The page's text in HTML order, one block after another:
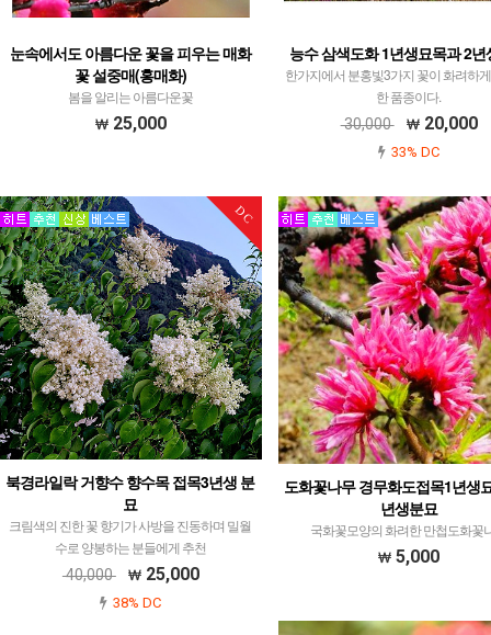
눈속에서도 아름다운 꽃을 피우는 매화
꽃 설중매(홍매화)
봄을 알리는 아름다운꽃
25,000
능수 삼색도화 1년생묘목과 2년
한가지에서 분홍빛3가지 꽃이 화려하
한 품종이다.
30,000 20,000
33% DC
DC
북경라일락 거향수 향수목 접목3년생 분
묘
크림색의 진한 꽃 향기가 사방을 진동하며 밀월
수로 양봉하는 분들에게 추천
40,000 25,000
38% DC
도화꽃나무 경무화도접목1년생
년생분묘
국화꽃모양의 화려한 만첩도화꽃
5,000